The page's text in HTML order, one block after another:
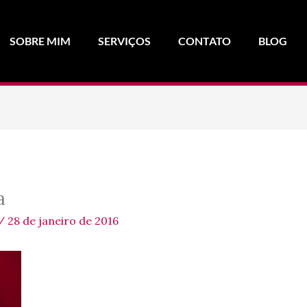
SOBRE MIM SERVIÇOS CONTATO BLOG
/ 28 de janeiro de 2016